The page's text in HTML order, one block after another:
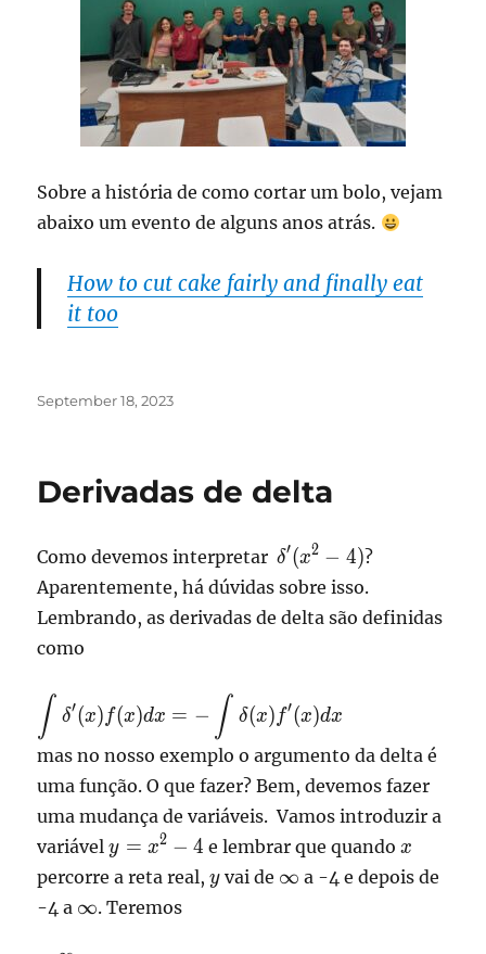
Sobre a história de como cortar um bolo, vejam
abaixo um evento de alguns anos atrás.
How to cut cake fairly and finally eat
it too
Posted
September 18, 2023
Derivadas de delta
Como devemos interpretar\displaystyle
\delta'(x^2
δ′(x2 − 4)?
Aparentemente, há dúvidas sobre isso.
Lembrando, as derivadas de delta são definidas
como
\displaystyle
\int
\delta'(x)
f(x) dx = -
\delta(x)
f'(x) dx
∫ δ′(x) f(x)dx = − ∫ δ(x) f′(x)dx
mas no nosso exemplo o argumento da delta é
uma função. O que fazer? Bem, devemos fazer
uma mudança de variáveis. Vamos introduzir a
variável\displaystyle
y = x^2 -4
y = x2 − 4 e lembrar que quandox
x
percorre a reta real,y
y vai de \infty
∞ a -4 e depois de
-4 a \infty
∞. Teremos